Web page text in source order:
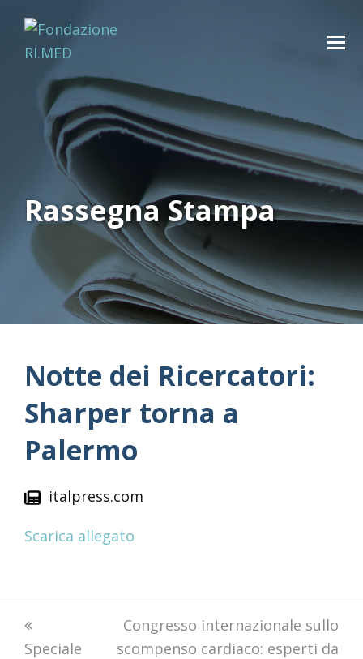
Rassegna Stampa
Notte dei Ricercatori:
Sharper torna a
Palermo
italpress.com
Scarica allegato
post:
Speciale
next
post:
Congresso internazionale sullo
scompenso cardiaco: esperti da